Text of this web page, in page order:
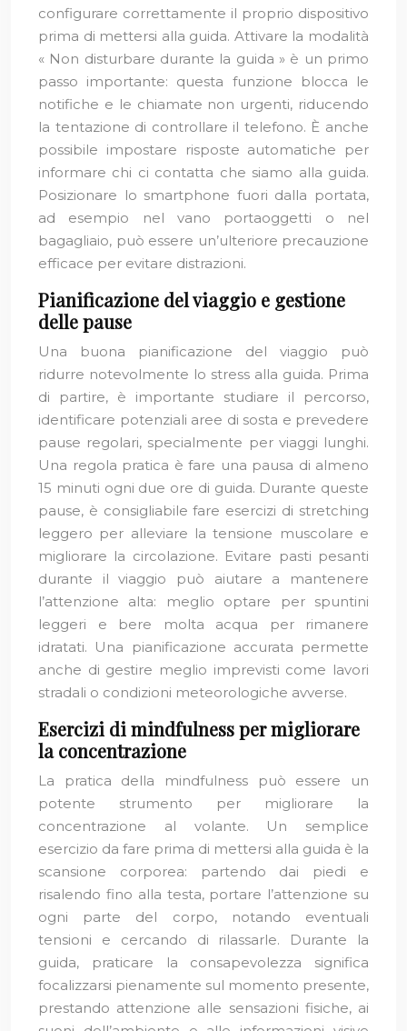
configurare correttamente il proprio dispositivo
prima di mettersi alla guida. Attivare la modalità
« Non disturbare durante la guida » è un primo
passo importante: questa funzione blocca le
notifiche e le chiamate non urgenti, riducendo
la tentazione di controllare il telefono. È anche
possibile impostare risposte automatiche per
informare chi ci contatta che siamo alla guida.
Posizionare lo smartphone fuori dalla portata,
ad esempio nel vano portaoggetti o nel
bagagliaio, può essere un’ulteriore precauzione
efficace per evitare distrazioni.
Pianificazione del viaggio e gestione
delle pause
Una buona pianificazione del viaggio può
ridurre notevolmente lo stress alla guida. Prima
di partire, è importante studiare il percorso,
identificare potenziali aree di sosta e prevedere
pause regolari, specialmente per viaggi lunghi.
Una regola pratica è fare una pausa di almeno
15 minuti ogni due ore di guida. Durante queste
pause, è consigliabile fare esercizi di stretching
leggero per alleviare la tensione muscolare e
migliorare la circolazione. Evitare pasti pesanti
durante il viaggio può aiutare a mantenere
l’attenzione alta: meglio optare per spuntini
leggeri e bere molta acqua per rimanere
idratati. Una pianificazione accurata permette
anche di gestire meglio imprevisti come lavori
stradali o condizioni meteorologiche avverse.
Esercizi di mindfulness per migliorare
la concentrazione
La pratica della mindfulness può essere un
potente strumento per migliorare la
concentrazione al volante. Un semplice
esercizio da fare prima di mettersi alla guida è la
scansione corporea: partendo dai piedi e
risalendo fino alla testa, portare l’attenzione su
ogni parte del corpo, notando eventuali
tensioni e cercando di rilassarle. Durante la
guida, praticare la consapevolezza significa
focalizzarsi pienamente sul momento presente,
prestando attenzione alle sensazioni fisiche, ai